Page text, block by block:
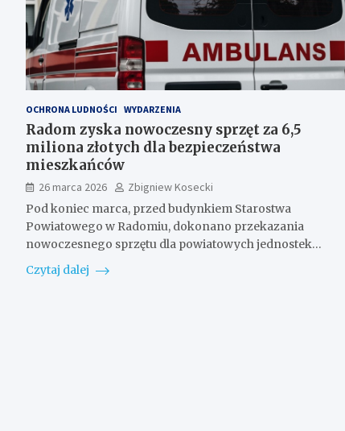
OCHRONA LUDNOŚCI WYDARZENIA
Radom zyska nowoczesny sprzęt za 6,5
miliona złotych dla bezpieczeństwa
mieszkańców
26 marca 2026
Zbigniew Kosecki
Pod koniec marca, przed budynkiem Starostwa
Powiatowego w Radomiu, dokonano przekazania
nowoczesnego sprzętu dla powiatowych jednostek…
Czytaj dalej